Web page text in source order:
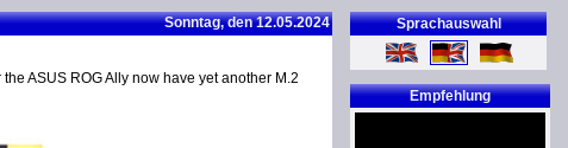
Sonntag, den 12.05.2024
ASUS ROG Ally now have yet another M.2
Sprachauswahl
Empfehlung